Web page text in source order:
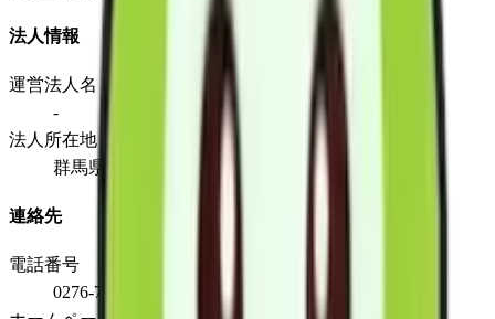
法人情報
運営法人名
-
法人所在地
群馬県館林市富士見町８番２１号
連絡先
電話番号
0276-74-1993